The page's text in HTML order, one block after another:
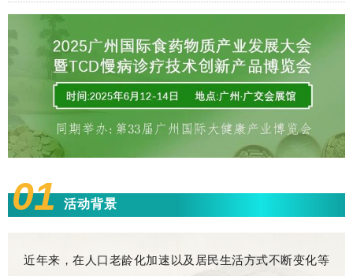
01 活动背景
近年来，在人口老龄化加速以及居民生活方式不断变化等